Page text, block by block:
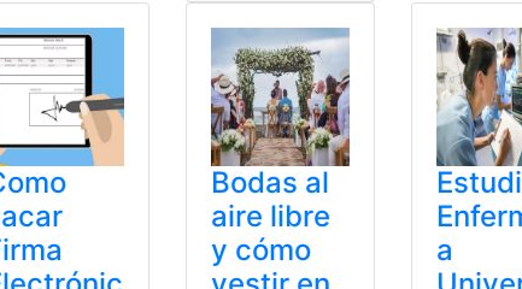
Bodas al
aire libre
y cómo
a